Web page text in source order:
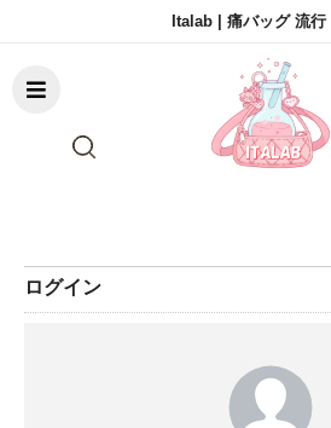
Italab | 痛バッグ 流行
ログイン